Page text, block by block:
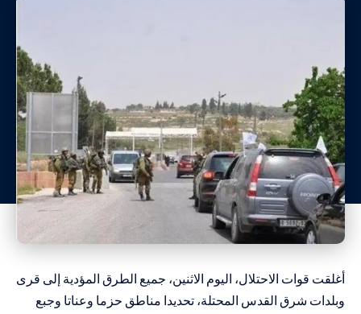
أغلقت قوات الاحتلال، اليوم الاثنين، جميع الطرق المؤدية إلى قرى
وبلدات شرق القدس المحتلة، تحديدا مناطق حزما وعناتا وجبع